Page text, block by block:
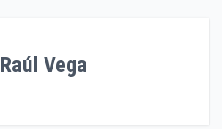
Raúl Vega